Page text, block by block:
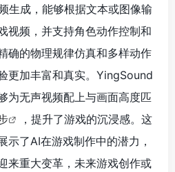
生成，能够根据文本或图像输
视频，并支持角色动作控制和
确的物理规律仿真和多样动作
更加丰富和真实。YingSound
为无声视频配上与画面高度匹
，提升了游戏的沉浸感。这
示了AI在游戏制作中的潜力，
来重大变革，未来游戏创作或